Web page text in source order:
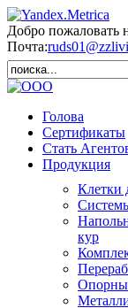
Добро
Почта:
Голова
Сертификаты
Стать
Продукция
Клетки
кур